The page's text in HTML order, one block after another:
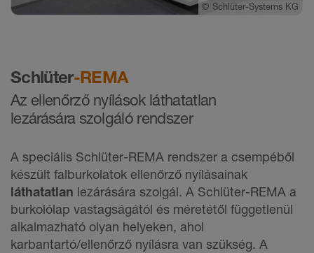
Schlüter-REMA
Az ellenőrző nyílások láthatatlan
lezárására szolgáló rendszer
A speciális Schlüter-REMA rendszer a csempéből
készült falburkolatok ellenőrző nyílásainak
láthatatlan lezárására szolgál. A Schlüter-REMA a
burkolólap vastagságától és méretétől függetlenül
alkalmazható olyan helyeken, ahol
karbantartó/ellenőrző nyílásra van szükség. A
© Schlüter-Systems KG